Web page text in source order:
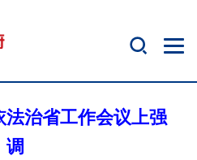
治省工作会议上强
调